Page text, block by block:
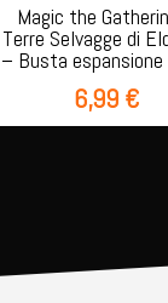
Magic the
Terre Selvagge di
– Busta espansione
6,99 €